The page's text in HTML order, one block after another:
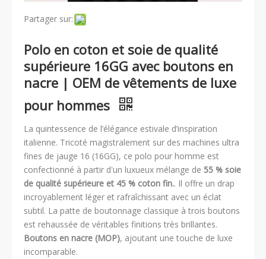
Partager sur:
Polo en coton et soie de qualité
supérieure 16GG avec boutons en
nacre | OEM de vêtements de luxe
pour hommes
La quintessence de l’élégance estivale d’inspiration
italienne. Tricoté magistralement sur des machines ultra
fines de jauge 16 (16GG), ce polo pour homme est
confectionné à partir d'un luxueux mélange de 55 % soie
de qualité supérieure et 45 % coton fin.. Il offre un drap
incroyablement léger et rafraîchissant avec un éclat
subtil. La patte de boutonnage classique à trois boutons
est rehaussée de véritables finitions très brillantes.
Boutons en nacre (MOP), ajoutant une touche de luxe
incomparable.